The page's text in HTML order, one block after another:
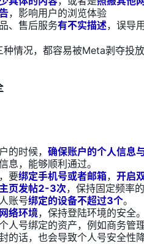
，影响用户的浏览体验
、售后服务有不实描述，误导
情况，都容易被Meta剥夺投放
的时候， 确保账户的个人信息
息，能够顺利通过。
要绑定手机号或者邮箱， 开启
页发帖2-3次，保持固定频率的
账号绑定的设备不超过3个。
络环境，保持登陆环境的安全。
人号绑定的资产，例如商务管
的话，也会导致个人号安全性